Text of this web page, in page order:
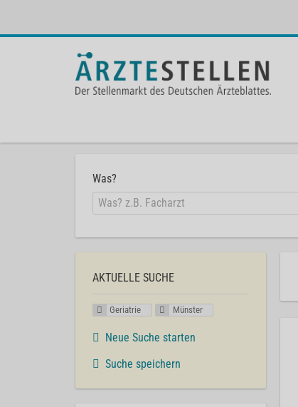
Was?
AKTUELLE SUCHE
Geriatrie Münster
Neue Suche starten
Suche speichern